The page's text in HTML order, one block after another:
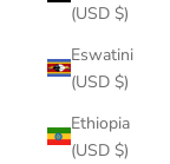
(USD $)
Eswatini
(USD $)
Ethiopia
(USD $)